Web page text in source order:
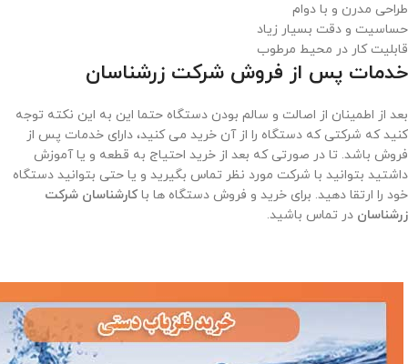
طراحی مدرن و با دوام
حساسیت و دقت بسیار زیاد
قابلیت کار در محیط مرطوب
خدمات پس از فروش شرکت زرشناسان
بعد از اطمینان از اصالت و سالم بودن دستگاه حتما این به این نکته توجه
کنید که شرکتی که دستگاه را از آن خرید می کنید، دارای خدمات پس از
فروش باشد. تا در صورتی که بعد از خرید احتیاج به قطعه و یا آموزش
داشتید بتوانید با شرکت مورد نظر تماس بگیرید و یا حتی بتوانید دستگاه
خود را ارتقا دهید. برای خرید و فروش دستگاه ها باکارشناسان شرکت
زرشناسان در تماس باشید.